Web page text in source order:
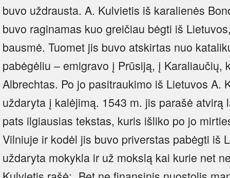
buvo uždrausta. A. Kulvietis iš karalienės
buvo raginamas kuo greičiau bėgti iš
bausmė. Tuomet jis buvo atskirtas nuo
pabėgėliu – emigravo į Prūsiją, į Karaliaučių,
Albrechtas. Po jo pasitraukimo iš Lietuvos A.
uždaryta į kalėjimą. 1543 m. jis parašė atvirą
pats ilgiausias tekstas, kuris išliko po jo
Vilniuje ir kodėl jis buvo priverstas pabėgti iš
uždaryta mokykla ir už mokslą kai kurie net